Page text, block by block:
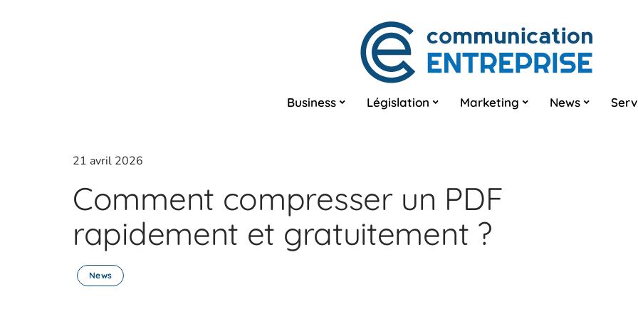
Business Législation Marketing News
21 avril 2026
Comment compresser un PDF
rapidement et gratuitement ?
News